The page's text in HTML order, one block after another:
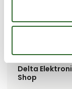
Delta
Shop